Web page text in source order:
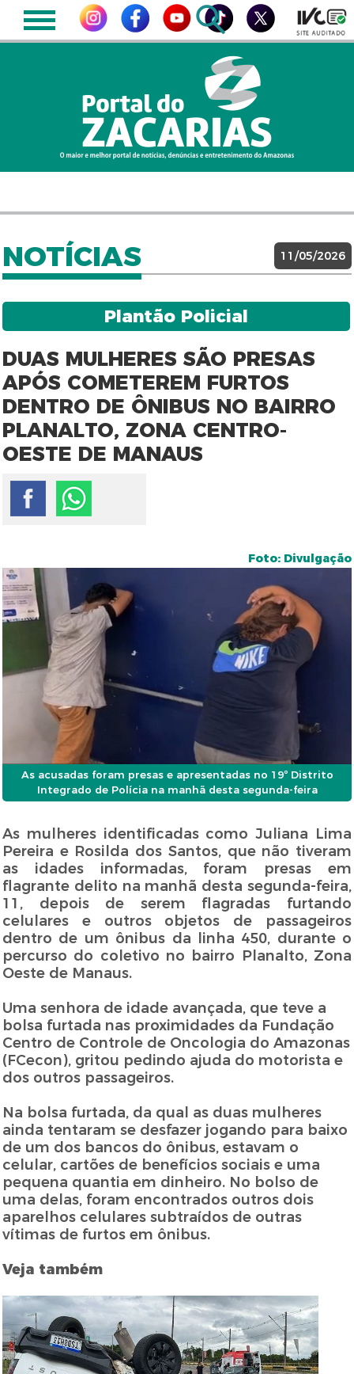
NOTÍCIAS 11/05/2026
Plantão Policial
DUAS MULHERES SÃO PRESAS
APÓS COMETEREM FURTOS
DENTRO DE ÔNIBUS NO BAIRRO
PLANALTO, ZONA CENTRO-
OESTE DE MANAUS
Foto: Divulgação
As acusadas foram presas e apresentadas no 19º Distrito
Integrado de Polícia na manhã desta segunda-feira
As mulheres identificadas como Juliana Lima
Pereira e Rosilda dos Santos, que não tiveram
as idades informadas, foram presas em
flagrante delito na manhã desta segunda-feira,
11, depois de serem flagradas furtando
celulares e outros objetos de passageiros
dentro de um ônibus da linha 450, durante o
percurso do coletivo no bairro Planalto, Zona
Oeste de Manaus.
Uma senhora de idade avançada, que teve a
bolsa furtada nas proximidades da Fundação
Centro de Controle de Oncologia do Amazonas
(FCecon), gritou pedindo ajuda do motorista e
dos outros passageiros.
Na bolsa furtada, da qual as duas mulheres
ainda tentaram se desfazer jogando para baixo
de um dos bancos do ônibus, estavam o
celular, cartões de benefícios sociais e uma
pequena quantia em dinheiro. No bolso de
uma delas, foram encontrados outros dois
aparelhos celulares subtraídos de outras
vítimas de furtos em ônibus.
Veja também